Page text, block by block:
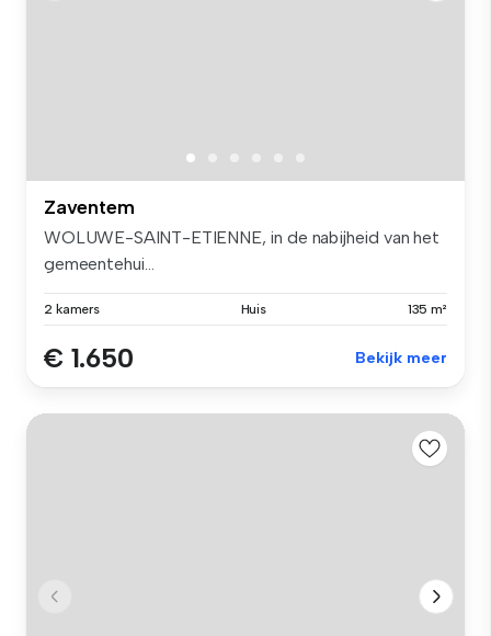
Zaventem
WOLUWE-SAINT-ETIENNE, in de nabijheid van het
gemeentehui...
2 kamers Huis 135 m²
€ 1.650 Bekijk meer